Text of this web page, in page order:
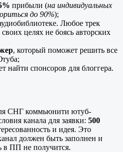
прибыли (на индивидуальных
до 90%);
Любое трек
целях не боясь авторских
, который поможет решить все
найти спонсоров для блоггера.
СНГ коммьюнити ютуб-
канала для заявки: 500
и идея. Это
должен быть заполнен и
в ПП не получится.